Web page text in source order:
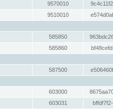
9570010
9510010
585850
585860
587500
603000
603031